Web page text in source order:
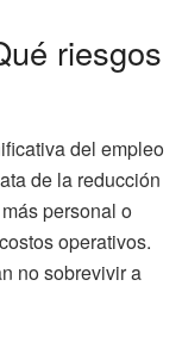
riesgos
del empleo
de la reducción
personal o
operativos.
no sobrevivir a